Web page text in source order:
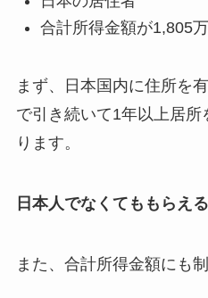
合計所得金額が1,805
まず、日本国内に住所を
で引き続いて1年以上居
ります。
日本人でなくてももらえる
また、合計所得金額にも